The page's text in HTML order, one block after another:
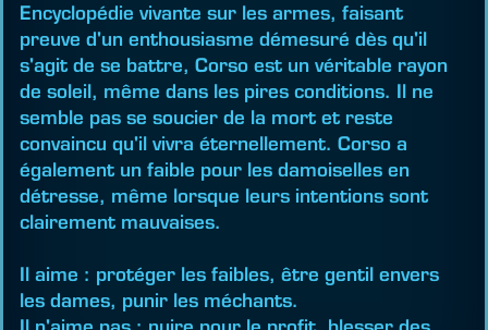
Encyclopédie vivante sur les armes, faisant
preuve d'un enthousiasme démesuré dès qu'il
s'agit de se battre, Corso est un véritable rayon
de soleil, même dans les pires conditions. Il ne
semble pas se soucier de la mort et reste
convaincu qu'il vivra éternellement. Corso a
également un faible pour les damoiselles en
détresse, même lorsque leurs intentions sont
clairement mauvaises.
Il aime : protéger les faibles, être gentil envers
les dames, punir les méchants.